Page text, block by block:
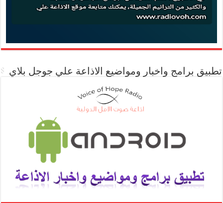
تطبيق برامج واخبار ومواضيع الاذاعة علي جوجل بلاي